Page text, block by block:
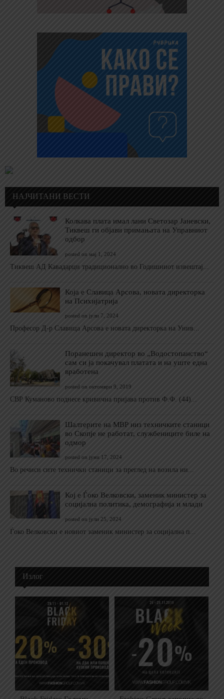
НАЈЧИТАНИ ВЕСТИ
Колкава плата имал лани Светозар Јаневски,
Тиквеш ги објави примањата на Управниот
одбор
posted on мај 1, 2024
Тиквеш АД Кавадарци традиционално во Годишниот извештај...
Која е Славица Арсова, новата директорка
на Психијатрија
posted on јули 7, 2024
Професор Д-р Славица Арсова е новата директорка на Унив...
Поранешен директор во „Водостопанство“
сам си ја покачувал платата и на уште една
вработена
posted on октомври 9, 2019
СВР Куманово поднесе кривична пријава против Ф.Ф. (44)...
Шалтерите на МВР низ техничките станици
во Скопје не работат, службениците биле на
одмор
posted on јуни 17, 2024
Во речиси сите технички станици за преглед на возила ни...
Кој е Ѓоко Велковски, заменик министер за
социјална политика, демографија и млади
posted on јули 25, 2024
Ѓоко Велковски е новиот заменик министер за социјална п...
Излог